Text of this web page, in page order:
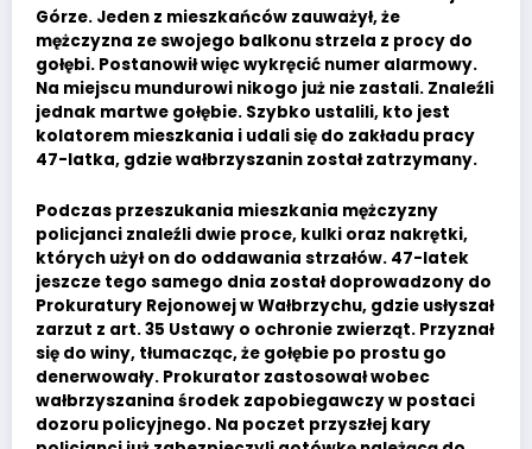
Górze. Jeden z mieszkańców zauważył, że
mężczyzna ze swojego balkonu strzela z procy do
gołębi. Postanowił więc wykręcić numer alarmowy.
Na miejscu mundurowi nikogo już nie zastali. Znaleźli
jednak martwe gołębie. Szybko ustalili, kto jest
kolatorem mieszkania i udali się do zakładu pracy
47-latka, gdzie wałbrzyszanin został zatrzymany.
Podczas przeszukania mieszkania mężczyzny
policjanci znaleźli dwie proce, kulki oraz nakrętki,
których użył on do oddawania strzałów. 47-latek
jeszcze tego samego dnia został doprowadzony do
Prokuratury Rejonowej w Wałbrzychu, gdzie usłyszał
zarzut z art. 35 Ustawy o ochronie zwierząt. Przyznał
się do winy, tłumacząc, że gołębie po prostu go
denerwowały. Prokurator zastosował wobec
wałbrzyszanina środek zapobiegawczy w postaci
dozoru policyjnego. Na poczet przyszłej kary